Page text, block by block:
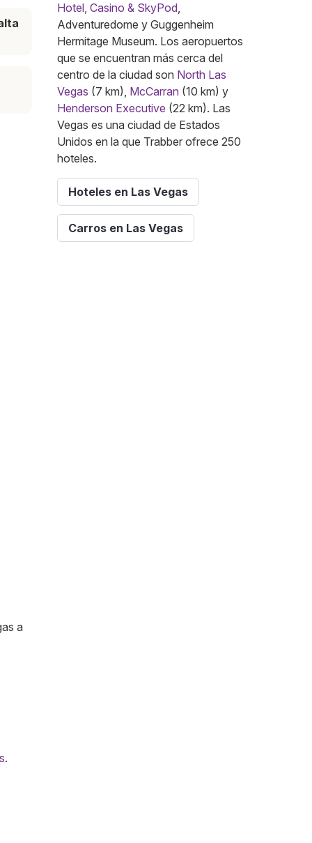
a
.
Hotel, Casino & SkyPod,
Adventuredome y Guggenheim
Hermitage Museum. Los aeropuertos
que se encuentran más cerca del
centro de la ciudad son North Las
Vegas (7 km), McCarran (10 km) y
Henderson Executive (22 km). Las
Vegas es una ciudad de Estados
Unidos en la que Trabber ofrece 250
hoteles.
Hoteles en Las Vegas
Carros en Las Vegas